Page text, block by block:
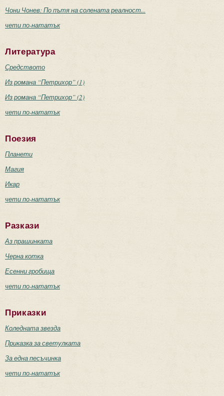
Чони Чонев: По пътя на солената реалност...
чети по-нататък
Литература
Средството
Из романа “Петрихор” (1)
Из романа “Петрихор” (2)
чети по-нататък
Поезия
Планети
Магия
Икар
чети по-нататък
Разкази
Аз прашинката
Черна котка
Есенни гробища
чети по-нататък
Приказки
Коледната звезда
Приказка за светулката
За една песъчинка
чети по-нататък